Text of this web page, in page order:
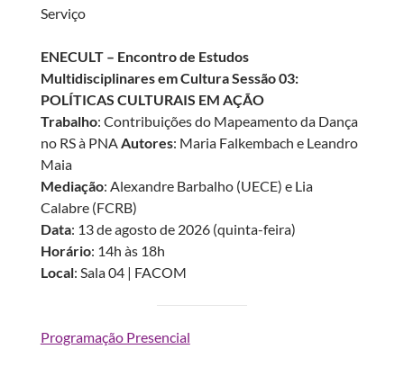
Serviço
ENECULT – Encontro de Estudos
Multidisciplinares em Cultura Sessão 03:
POLÍTICAS CULTURAIS EM AÇÃO
Trabalho: Contribuições do Mapeamento da Dança
no RS à PNAAutores: Maria Falkembach e Leandro
Maia
Mediação: Alexandre Barbalho (UECE) e Lia
Calabre (FCRB)
Data: 13 de agosto de 2026 (quinta-feira)
Horário: 14h às 18h
Local: Sala 04 | FACOM
Programação Presencial